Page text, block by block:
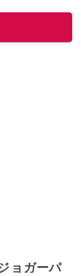
他の記事を読む
ョガーパ